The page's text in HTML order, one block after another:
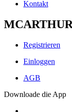
Kontakt
Registrieren
Einloggen
AGB
Downloade die App